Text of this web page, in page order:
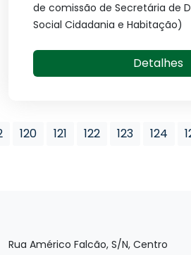
de comissão de Secretária de
Social Cidadania e Habitação)
Detalhes
120 121 122 123 124
Rua Américo Falcão, S/N, Centro